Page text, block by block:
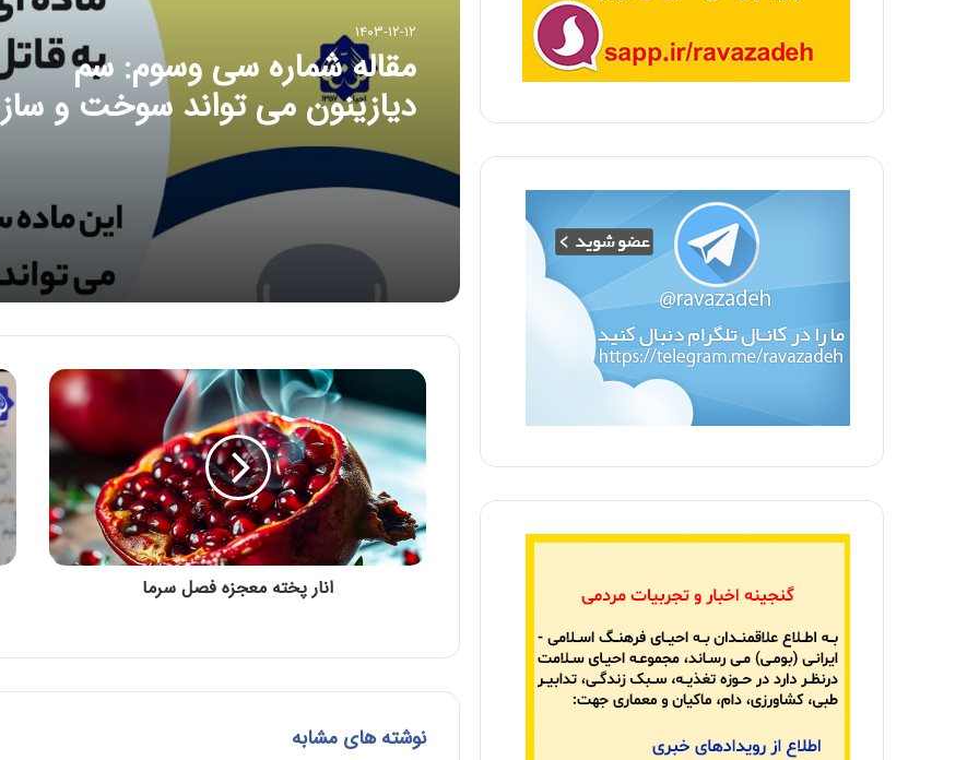
۱۴۰۳-۱۲-۱۲
مقاله شماره سی وسوم: سم
دیازینون می تواند سوخت و ساز
عادی و معمولی کبد سالم را دست
کاری کند و منجر به مسمومیت
انار پخته معجزه فصل سرما
نوشته های مشابه